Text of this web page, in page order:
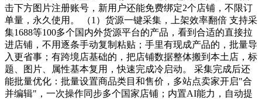
击下方图片注册账号，新用户还能免费绑定2个店铺，不限订
单量，永久使用。 （1）货源一键采集，上架效率翻倍 支持采
集1688等100多个国内外货源平台的产品，看到合适的直接拉
进店铺，不用逐条手动复制粘贴；手里有现成产品的，批量导
入更省事；有跨境店基础的，把店铺数据整体搬到本土店，标
题、图片、属性基本复用，快速完成冷启动。 采集完成后还
能批量优化：批量设置商品类目和售价，多站点卖家开启"合
并编辑"，一次操作同步多个国家店铺；内置AI能力，自动提